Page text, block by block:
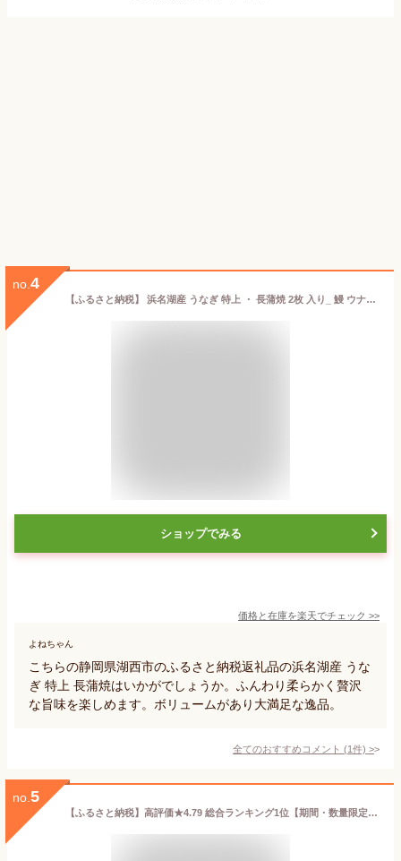
no. 4
【ふるさと納税】 浜名湖産 うなぎ 特上 ・ 長蒲焼 2枚 入り_ 鰻 ウナギ かば焼き 蒲焼き 浜名湖 静岡県 国産 浜名湖うなぎ 惣菜 おかず 魚 ふるさと 湖西市 人気 美味しい 【配送不可地域：離島】【1488541】
ショップでみる
価格と在庫を楽天でチェック >>
よねちゃん
こちらの静岡県湖西市のふるさと納税返礼品の浜名湖産 うな
ぎ 特上 長蒲焼はいかがでしょうか。ふんわり柔らかく贅沢
な旨味を楽しめます。ボリュームがあり大満足な逸品。
全てのおすすめコメント (1件) >
no. 5
【ふるさと納税】高評価★4.79 総合ランキング1位【期間・数量限定・丑の日までにお届け】九州産 うなぎ 蒲焼 4尾（計760g以上＆さんしょう、たれ付き）うなぎ蒲焼きざみ1袋付き 鰻 特上 タレ 惣菜 化粧箱 丑の日 人気 冬うなぎ おすすめ 国産 個装《レビューキャンペーン》